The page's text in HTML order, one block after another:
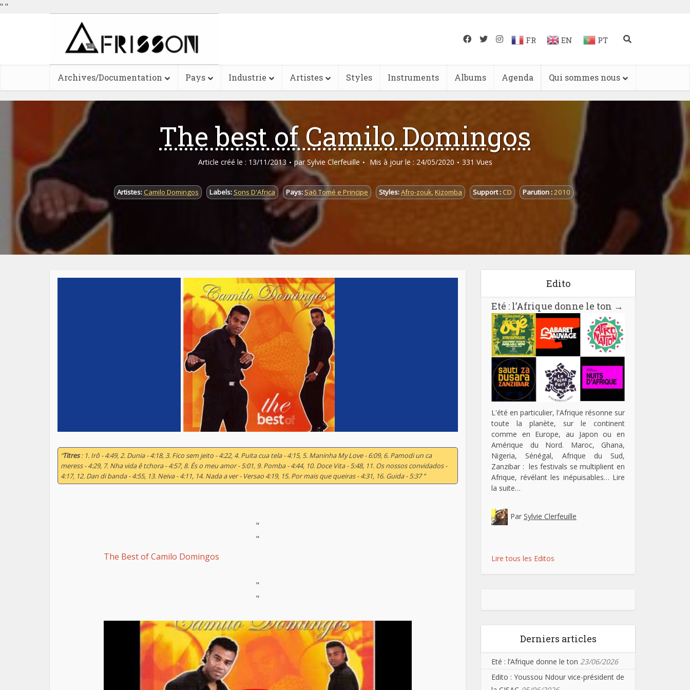
" "
FR EN PT
Archives/Documentation Pays Industrie Artistes Styles Instruments Albums Agenda Qui sommes nous
The best of Camilo Domingos
Article créé le : 13/11/2013 par Sylvie Clerfeuille Mis à jour le : 24/05/2020 331 Vues
Artistes:Camilo Domingos Labels: Sons D'Africa Pays: Saõ Tomé e Principe Styles:Afro-zouk,Kizomba Support : CD Parution :2010
“Titres: 1. Irô - 4:49, 2. Dunia - 4:18, 3. Fico sem jeito - 4:22, 4. Puita cua tela - 4:15, 5. Maninha My Love - 6:09, 6. Pamodi un ca
meress - 4:29, 7. Nha vida ê tchora - 4:57, 8. És o meu amor - 5:01, 9. Pomba - 4:44, 10. Doce Vita - 5:48, 11. Os nossos convidados -
4:17, 12. Dan di banda - 4:55, 13. Neiva - 4:11, 14. Nada a ver - Versao 4:19, 15. Por mais que queiras - 4:31, 16. Guida - 5:37 ”
"
"
The Best of Camilo Domingos
"
"
Edito
Eté : l’Afrique donne le ton →
L'été en particulier, l'Afrique résonne sur
toute la planète, sur le continent
comme en Europe, au Japon ou en
Amérique du Nord. Maroc, Ghana,
Nigeria, Sénégal, Afrique du Sud,
Zanzibar : les festivals se multiplient en
Afrique, révélant les inépuisables… Lire
la suite…
Par Sylvie Clerfeuille
Lire tous les Editos
Derniers articles
Eté : l’Afrique donne le ton 23/06/2026
Edito : Youssou Ndour vice-président de